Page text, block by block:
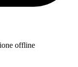
offline